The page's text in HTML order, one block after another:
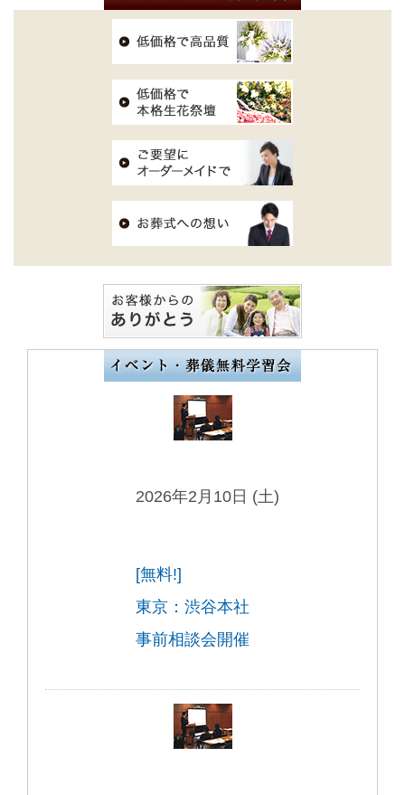
2026年2月10日 (土)
[無料!]
東京：渋谷本社
事前相談会開催